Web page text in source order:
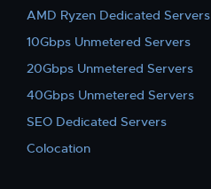
AMD Ryzen Dedicated Servers
10Gbps Unmetered Servers
20Gbps Unmetered Servers
40Gbps Unmetered Servers
SEO Dedicated Servers
Colocation